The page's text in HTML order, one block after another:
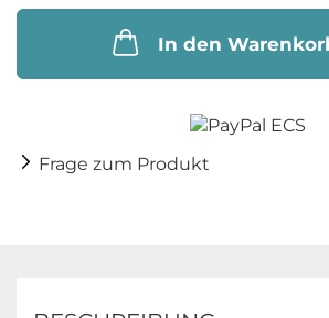
In den
Frage zum Produkt